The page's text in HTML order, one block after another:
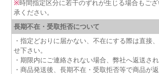
※時間指定区分に若干のずれが生じる場合もご
承ください。
長期不在・受取拒否について
・指定どおりに届かない、不在にする際は直接
せ下さい。
・期限内にご連絡されない場合、弊社へ返送され
・商品発送後、長期不在・受取拒否等で商品が